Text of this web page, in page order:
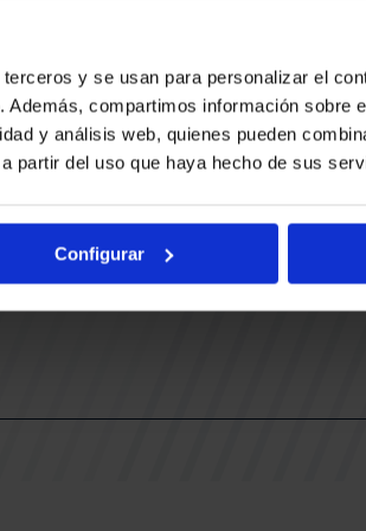
y se usan para personalizar el
compartimos información sobre
y análisis web, quienes pueden
partir del uso que haya hecho de sus
Configurar
BAKH
FUNDACIÓN BASKONIA-
01013 Vitoria-Gasteiz